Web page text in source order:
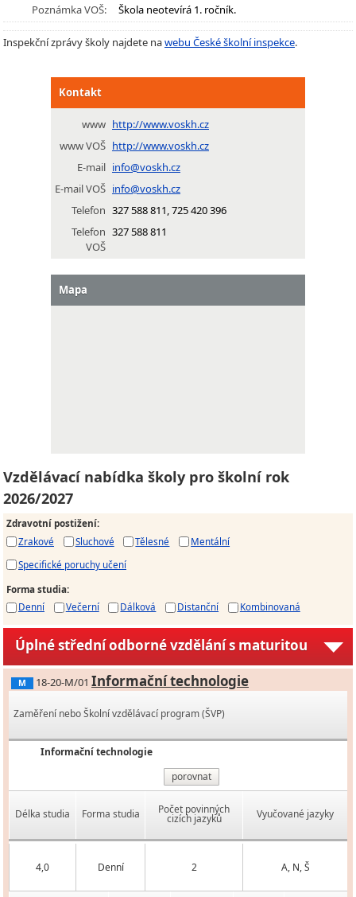
Poznámka VOŠ:
Škola neotevírá 1. ročník.
Inspekční zprávy školy najdete nawebu České školní inspekce.
Kontakt
www http://www.voskh.cz
www VOŠ http://www.voskh.cz
E-mail info@voskh.cz
E-mail VOŠ info@voskh.cz
Telefon 327 588 811, 725 420 396
Telefon
VOŠ
327 588 811
Mapa
Vzdělávací nabídka školy pro školní rok
2026/2027
Zdravotní postižení:
Zrakové
Sluchové Tělesné
Mentální
Specifické poruchy učení
Forma studia:
Denní
Večerní Dálková Distanční Kombinovaná
Úplné střední odborné vzdělání s maturitou
M 18-20-M/01 Informační technologie
Zaměření nebo Školní vzdělávací program (ŠVP)
Informační technologie
porovnat
Délka studia Forma studia Počet povinných
cizích jazyků Vyučované jazyky
4,0 Denní 2 A, N, Š